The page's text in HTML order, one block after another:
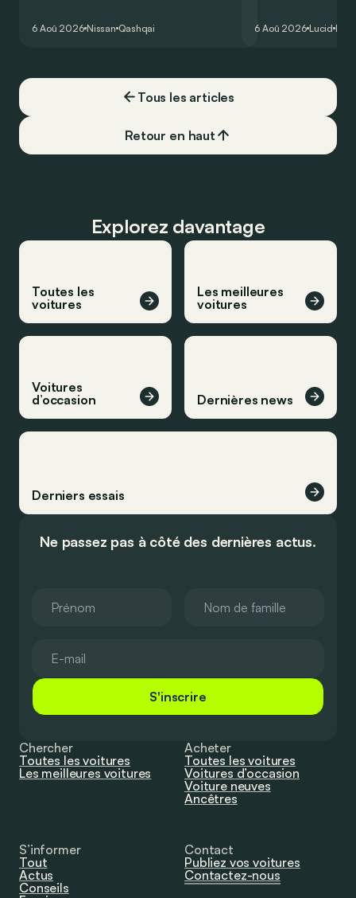
Qashqai e-Power, il serait possible de
6 Aoû 2026 Nissan Qashqai
l’année 2026.
6 Aoû 2026 Lucid
Tous les articles
Retour en haut
Explorez davantage
Toutes les
voitures
Les meilleures
voitures
Voitures
d’occasion
Dernières news
Derniers essais
Ne passez pas à côté des dernières actus.
S'inscrire
Chercher
Toutes les voitures
Les meilleures voitures
Acheter
Toutes les voitures
Voitures d’occasion
Voiture neuves
Ancêtres
S’informer
Tout
Actus
Conseils
Contact
Publiez vos voitures
Contactez-nous